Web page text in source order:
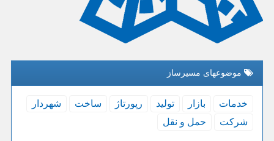
موضوعهای مسیرساز
خدمات بازار تولید رپورتاژ ساخت
شهردار
شركت
حمل و نقل